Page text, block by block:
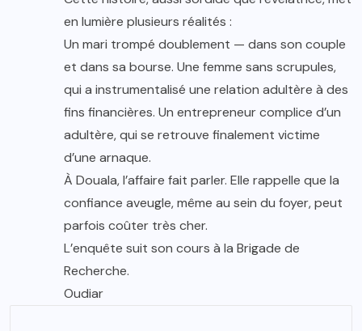
en lumière plusieurs réalités :
Un mari trompé doublement — dans son couple
et dans sa bourse. Une femme sans scrupules,
qui a instrumentalisé une relation adultère à des
fins financières. Un entrepreneur complice d’un
adultère, qui se retrouve finalement victime
d’une arnaque.
À Douala, l’affaire fait parler. Elle rappelle que la
confiance aveugle, même au sein du foyer, peut
parfois coûter très cher.
L’enquête suit son cours à la Brigade de
Recherche.
Oudiar